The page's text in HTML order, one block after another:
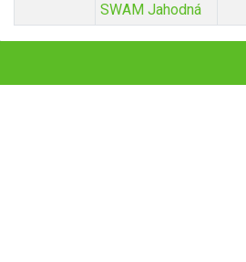
SWAM Jahodná